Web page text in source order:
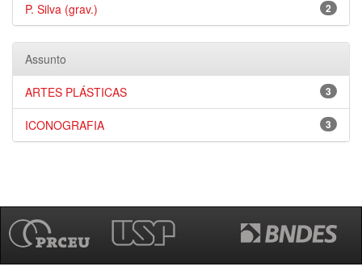
2
P. Silva (grav.)
Assunto
3
ARTES PLÁSTICAS
3
ICONOGRAFIA